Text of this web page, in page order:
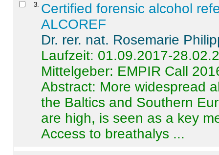
3 Certified forensic alcohol
ALCOREF
Dr. rer. nat. Rosemarie
Laufzeit: 01.09.2017-
Mittelgeber: EMPIR Call
Abstract: More widespread
the Baltics and Southern
are high, is seen as a key
Access to breathalys ...